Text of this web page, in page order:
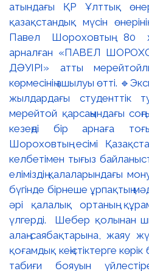
атындағы ҚР Ұлттық
қазақстандық мүсін
Павел Шороховтың 80
арналған «ПАВЕЛ
ДӘУІРІ» атты
көрмесінің ашылуы өтті.
жылдардағы студенттік
мерейтой қарсаңындағы
кезеңді бір арнаға
Шороховтың есімі
келбетімен тығыз
еліміздің қалаларындағы
бүгінде бірнеше ұрпақтың
әрі қалалық ортаның
үлгерді. Шебер қолынан
алаң-саябақтарына, жаяу
қоғамдық кеңістіктерге
табиғи бояуын